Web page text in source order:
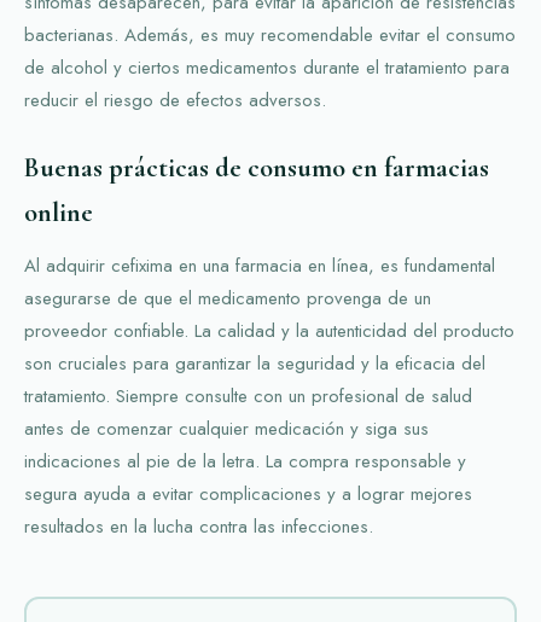
bacterianas. Además, es muy recomendable evitar el consumo
de alcohol y ciertos medicamentos durante el tratamiento para
reducir el riesgo de efectos adversos.
Buenas prácticas de consumo en farmacias
online
Al adquirir cefixima en una farmacia en línea, es fundamental
asegurarse de que el medicamento provenga de un
proveedor confiable. La calidad y la autenticidad del producto
son cruciales para garantizar la seguridad y la eficacia del
tratamiento. Siempre consulte con un profesional de salud
antes de comenzar cualquier medicación y siga sus
indicaciones al pie de la letra. La compra responsable y
segura ayuda a evitar complicaciones y a lograr mejores
resultados en la lucha contra las infecciones.